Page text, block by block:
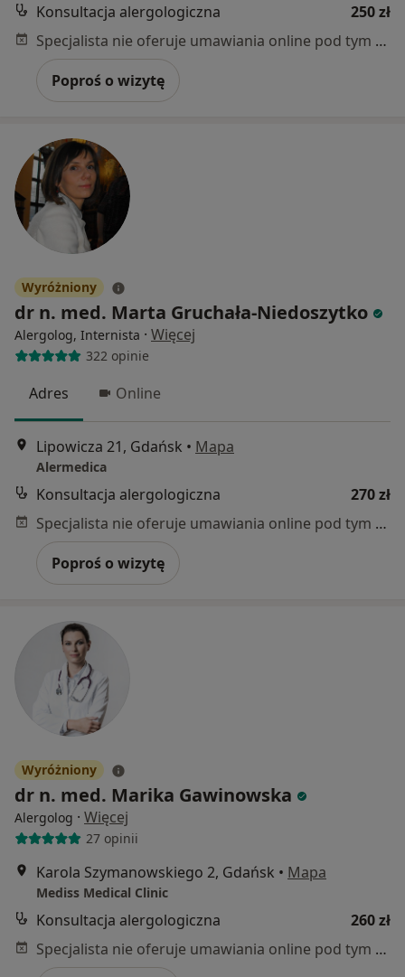
Konsultacja alergologiczna
250 zł
Specjalista nie oferuje umawiania online pod tym adresem.
Poproś o wizytę
Wyróżniony
dr n. med. Marta Gruchała-Niedoszytko
Alergolog, Internista · Więcej
322 opinie
Adres Online
Lipowicza 21, Gdańsk • Mapa
Alermedica
Konsultacja alergologiczna
270 zł
Specjalista nie oferuje umawiania online pod tym adresem.
Poproś o wizytę
Wyróżniony
dr n. med. Marika Gawinowska
Alergolog · Więcej
27 opinii
Karola Szymanowskiego 2, Gdańsk • Mapa
Mediss Medical Clinic
Konsultacja alergologiczna
260 zł
Specjalista nie oferuje umawiania online pod tym adresem.